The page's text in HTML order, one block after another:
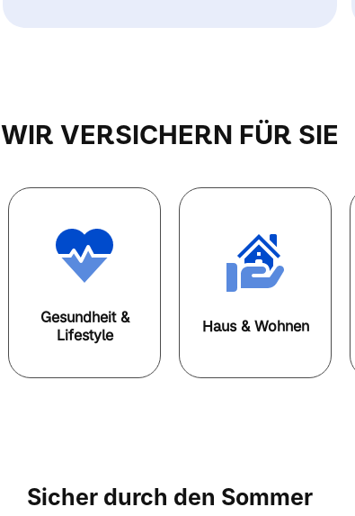
WIR VERSICHERN FÜR SIE
Gesundheit &
Lifestyle
Haus & Wohnen
Sicher durch den Sommer